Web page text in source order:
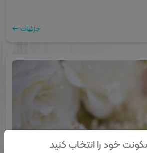
جزئیات
خود را انتخاب کنید